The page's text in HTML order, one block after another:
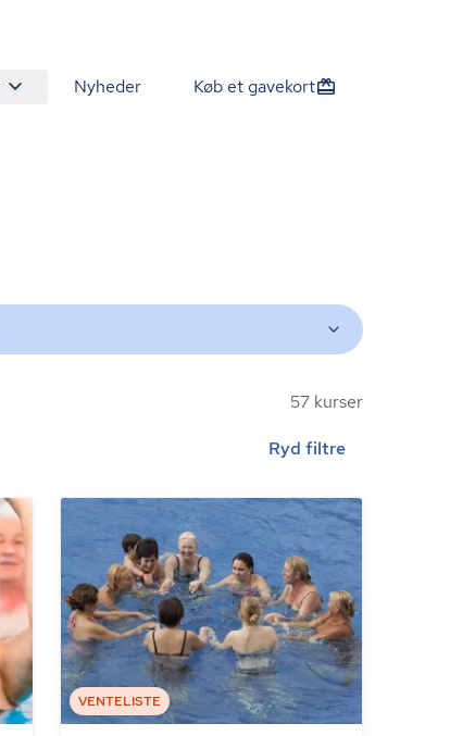
Nyheder Køb et gavekort
57 kurser
Ryd filtre
VENTELISTE